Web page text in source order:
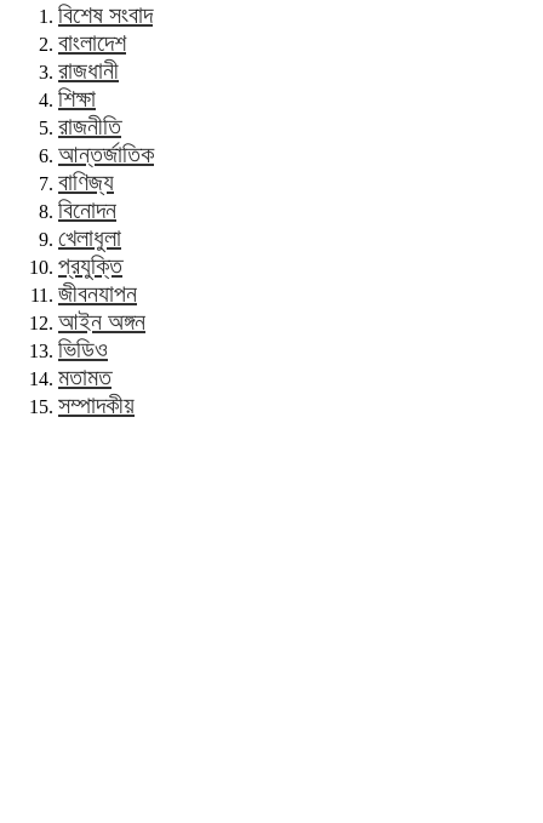
বিশেষ সংবাদ
বাংলাদেশ
রাজধানী
শিক্ষা
রাজনীতি
আন্তর্জাতিক
বাণিজ্য
বিনোদন
খেলাধুলা
প্রযুক্তি
জীবনযাপন
আইন অঙ্গন
ভিডিও
মতামত
সম্পাদকীয়